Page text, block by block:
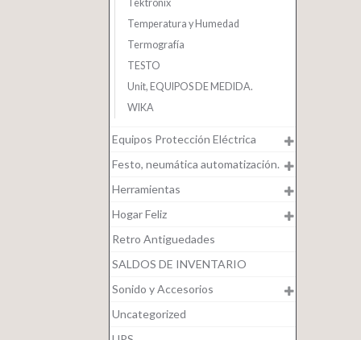
Tektronix
Temperatura y Humedad
Termografía
TESTO
Unit, EQUIPOS DE MEDIDA.
WIKA
Equipos Protección Eléctrica
Festo, neumática automatización.
Herramientas
Hogar Feliz
Retro Antiguedades
SALDOS DE INVENTARIO
Sonido y Accesorios
Uncategorized